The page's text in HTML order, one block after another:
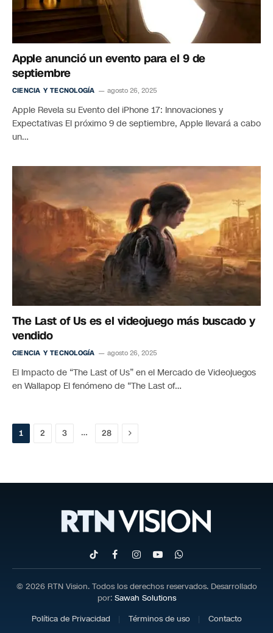
Apple anunció un evento para el 9 de
septiembre
CIENCIA Y TECNOLOGÍA agosto 26, 2025
Apple Revela su Evento del iPhone 17: Innovaciones y
Expectativas El próximo 9 de septiembre, Apple llevará a cabo
un…
The Last of Us es el videojuego más buscado y
vendido
CIENCIA Y TECNOLOGÍA agosto 26, 2025
El Impacto de “The Last of Us” en el Mercado de Videojuegos
en Wallapop El fenómeno de “The Last of…
1 2 3 … 28 Próximo
TikTokFacebookInstagram
YouTubeWhatsApp
© 2026 RTN Vision. Todos los derechos reservados. Desarrollado
por: Sawah Solutions
Política de Privacidad
Términos de uso Contacto